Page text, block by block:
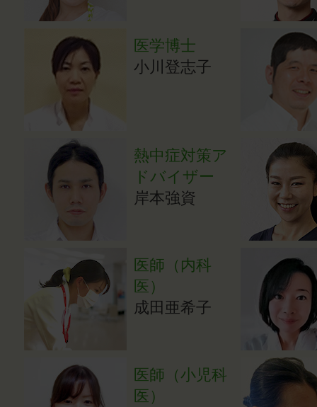
医学博士
小川登志子
熱中症対策ア
ドバイザー
岸本強資
医師（内科
医）
成田亜希子
医師（小児科
医）